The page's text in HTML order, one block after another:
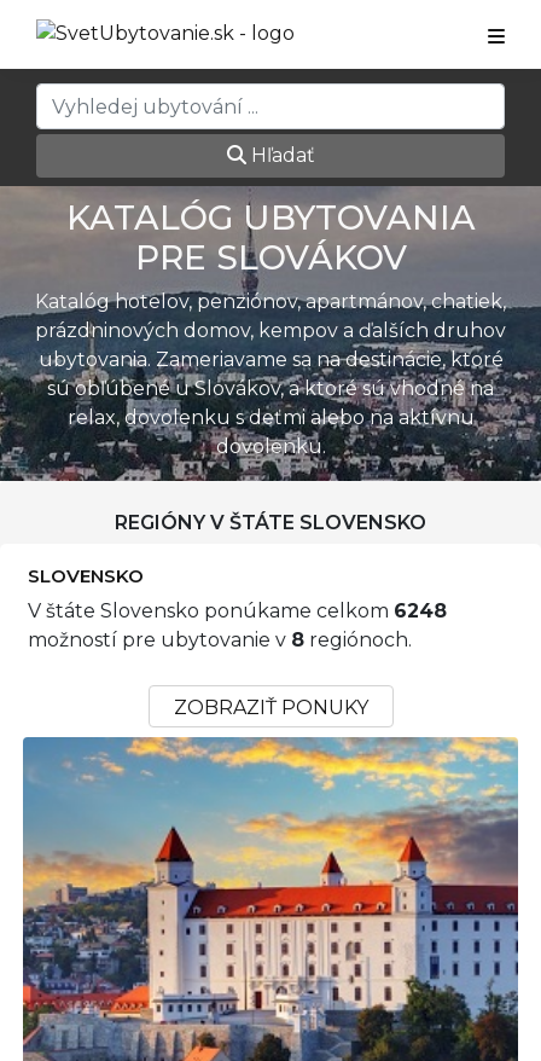
Hľadať
KATALÓG UBYTOVANIA
PRE SLOVÁKOV
Katalóg hotelov, penziónov, apartmánov, chatiek,
prázdninových domov, kempov a ďalších druhov
ubytovania. Zameriavame sa na destinácie, ktoré
sú obľúbené u Slovákov, a ktoré sú vhodné na
relax, dovolenku s deťmi alebo na aktívnu
dovolenku.
REGIÓNY V ŠTÁTE SLOVENSKO
SLOVENSKO
V štáte Slovensko ponúkame celkom 6248
možností pre ubytovanie v 8 regiónoch.
ZOBRAZIŤ PONUKY